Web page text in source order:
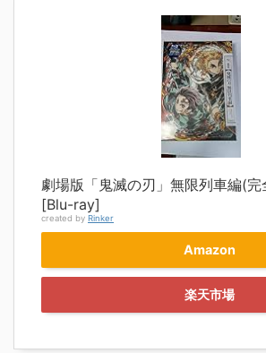
劇場版「鬼滅の刃」無限列車編(完
[Blu-ray]
created by Rinker
Amazon
楽天市場